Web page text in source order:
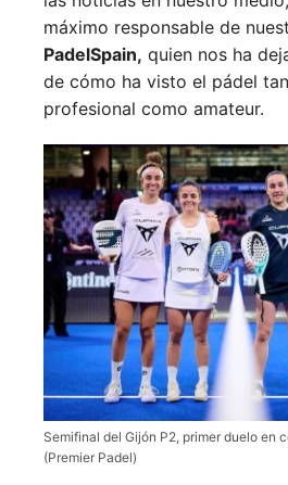
máximo responsable de
PadelSpain, quien nos ha
de cómo ha visto el pádel
profesional como amateur.
Semifinal del Gijón P2, primer duelo en
(Premier Padel)